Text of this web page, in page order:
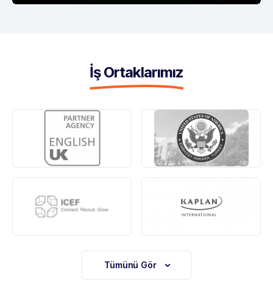
İş Ortaklarımız
Tümünü Gör